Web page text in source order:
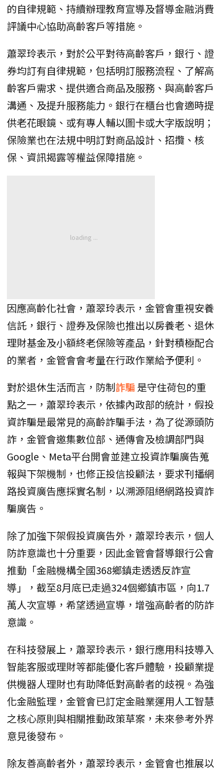
的自律規範、持續辦理教育宣導及督導金融消費
評議中心協助高齡客戶等措施。
蕭翠玲表示，對於公平對待高齡客戶，銀行、證
券均訂有自律規範，包括明訂服務流程、了解高
齡客戶需求、提供適合商品及服務、與高齡客戶
溝通、及提升服務能力。銀行在櫃台也會適時提
供老花眼鏡、或有專人輔以圖卡或大字版說明；
保險業也在法規中明訂對商品設計、招攬、核
保、資訊揭露等權益保障措施。
因應高齡化社會，蕭翠玲表示，金管會重視安養
信託，銀行、證券及保險也推出以房養老、退休
理財基金及小額終老保險等產品，針對積極配合
的業者，金管會會考量在行政作業給予便利。
對於退休生活而言，防制詐騙 是守住荷包的重
點之一，蕭翠玲表示，依據內政部的統計，假投
資詐騙是最常見的高齡詐騙手法，為了從源頭防
詐，金管會邀集數位部、通傳會及檢調部門與
Google、Meta平台開會並建立投資詐騙廣告蒐
報與下架機制，也修正投信投顧法，要求刊播網
路投資廣告應採實名制，以溯源阻絕網路投資詐
騙廣告。
除了加強下架假投資廣告外，蕭翠玲表示，個人
防詐意識也十分重要，因此金管會督導銀行公會
推動「金融機構全國368鄉鎮走透透反詐宣
導」，截至8月底已走過324個鄉鎮市區，向1.7
萬人次宣導，希望透過宣導，增強高齡者的防詐
意識。
在科技發展上，蕭翠玲表示，銀行應用科技導入
智能客服或理財等都能優化客戶體驗，投顧業提
供機器人理財也有助降低對高齡者的歧視。為強
化金融監理，金管會已訂定金融業運用人工智慧
之核心原則與相關推動政策草案，未來參考外界
意見後發布。
除友善高齡者外，蕭翠玲表示，金管會也推展以